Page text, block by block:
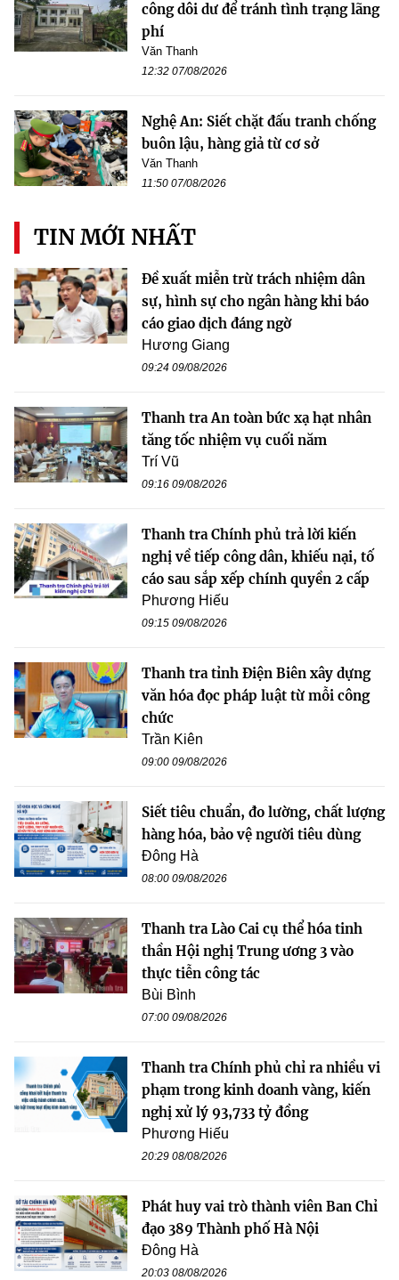
công dôi dư để tránh tình trạng lãng
phí
Văn Thanh
12:32 07/08/2026
Nghệ An: Siết chặt đấu tranh chống
buôn lậu, hàng giả từ cơ sở
Văn Thanh
11:50 07/08/2026
TIN MỚI NHẤT
Đề xuất miễn trừ trách nhiệm dân
sự, hình sự cho ngân hàng khi báo
cáo giao dịch đáng ngờ
Hương Giang
09:24 09/08/2026
Thanh tra An toàn bức xạ hạt nhân
tăng tốc nhiệm vụ cuối năm
Trí Vũ
09:16 09/08/2026
Thanh tra Chính phủ trả lời kiến
nghị về tiếp công dân, khiếu nại, tố
cáo sau sắp xếp chính quyền 2 cấp
Phương Hiếu
09:15 09/08/2026
Thanh tra tỉnh Điện Biên xây dựng
văn hóa đọc pháp luật từ mỗi công
chức
Trần Kiên
09:00 09/08/2026
Siết tiêu chuẩn, đo lường, chất lượng
hàng hóa, bảo vệ người tiêu dùng
Đông Hà
08:00 09/08/2026
Thanh tra Lào Cai cụ thể hóa tinh
thần Hội nghị Trung ương 3 vào
thực tiễn công tác
Bùi Bình
07:00 09/08/2026
Thanh tra Chính phủ chỉ ra nhiều vi
phạm trong kinh doanh vàng, kiến
nghị xử lý 93,733 tỷ đồng
Phương Hiếu
20:29 08/08/2026
Phát huy vai trò thành viên Ban Chỉ
đạo 389 Thành phố Hà Nội
Đông Hà
20:03 08/08/2026